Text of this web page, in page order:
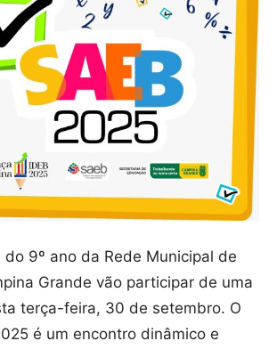
9º ano da Rede Municipal de
Grande vão participar de uma
terça-feira, 30 de setembro. O
é um encontro dinâmico e